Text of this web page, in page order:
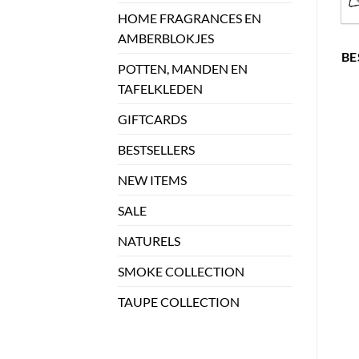
HOME FRAGRANCES EN
AMBERBLOKJES
POTTEN, MANDEN EN
TAFELKLEDEN
GIFTCARDS
BESTSELLERS
NEW ITEMS
SALE
NATURELS
SMOKE COLLECTION
TAUPE COLLECTION